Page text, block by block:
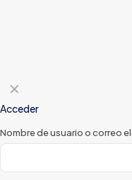
✕
Acceder
Nombre de usuario o correo